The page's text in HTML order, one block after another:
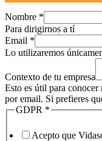
Nombre *
Para dirigirnos a tí
Email *
Lo utilizaremos
Contexto de tu empresa
Esto es útil para
por email. Si prefieres
GDPR *
Acepto que